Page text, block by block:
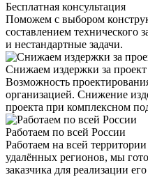
Бесплатная консультация
Поможем с выбором
составлением технического
и нестандартные задачи.
Снижаем издержки за проект
Возможность
организацией. Снижение
проекта при комплексном
Работаем по всей России
Работаем на всей
удалённых регионов, мы
заказчика для реализации